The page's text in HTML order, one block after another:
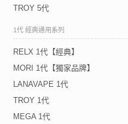
TROY 5代
1代 經典通用系列
RELX 1代【經典】
MORI 1代【獨家品牌】
LANAVAPE 1代
TROY 1代
MEGA 1代